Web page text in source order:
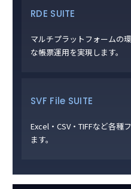
RDE SUITE
マルチプラットフォームの
な帳票運用を実現します。
SVF File SUITE
Excel・CSV・TIFFなど各種
ます。